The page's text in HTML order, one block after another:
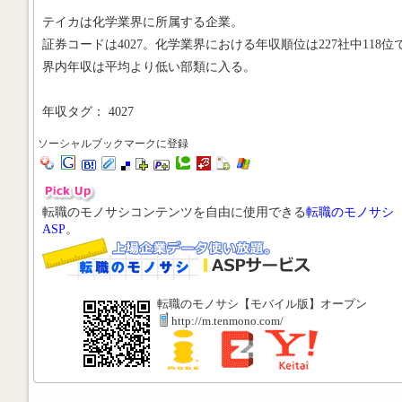
テイカは化学業界に所属する企業。
証券コードは4027。化学業界における年収順位は227社中118位
界内年収は平均より低い部類に入る。
年収タグ： 4027
ソーシャルブックマークに登録
転職のモノサシコンテンツを自由に使用できる転職のモノサシ
ASP。
転職のモノサシ【モバイル版】オープン
http://m.tenmono.com/